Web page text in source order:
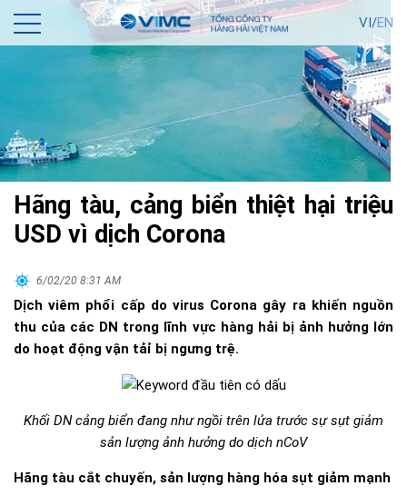
VI/EN
Hãng tàu, cảng biển thiệt hại triệu
USD vì dịch Corona
6/02/20 8:31 AM
Dịch viêm phổi cấp do virus Corona gây ra khiến nguồn
thu của các DN trong lĩnh vực hàng hải bị ảnh hưởng lớn
do hoạt động vận tảỉ bị ngưng trệ.
Khối DN cảng biển đang như ngồi trên lửa trước sự sụt giảm
sản lượng ảnh hưởng do dịch nCoV
Hãng tàu cắt chuyến, sản lượng hàng hóa sụt giảm mạnh